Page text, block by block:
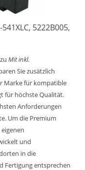
5222B005,
Mit inkl.
Sie zusätzlich
Marke für kompatible
für höchste Qualität.
Anforderungen
Um die Premium
und
in die
Fertigung entsprechen